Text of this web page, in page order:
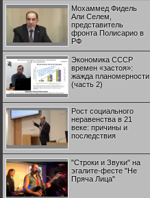
Мохаммед Фидель
Али Селем,
представитель
фронта Полисарио в
РФ
Экономика СССР
времен «застоя»:
жажда планомерности
(часть 2)
Рост социального
неравенства в 21
веке: причины и
последствия
"Строки и Звуки" на
эгалите-фесте "Не
Пряча Лица"